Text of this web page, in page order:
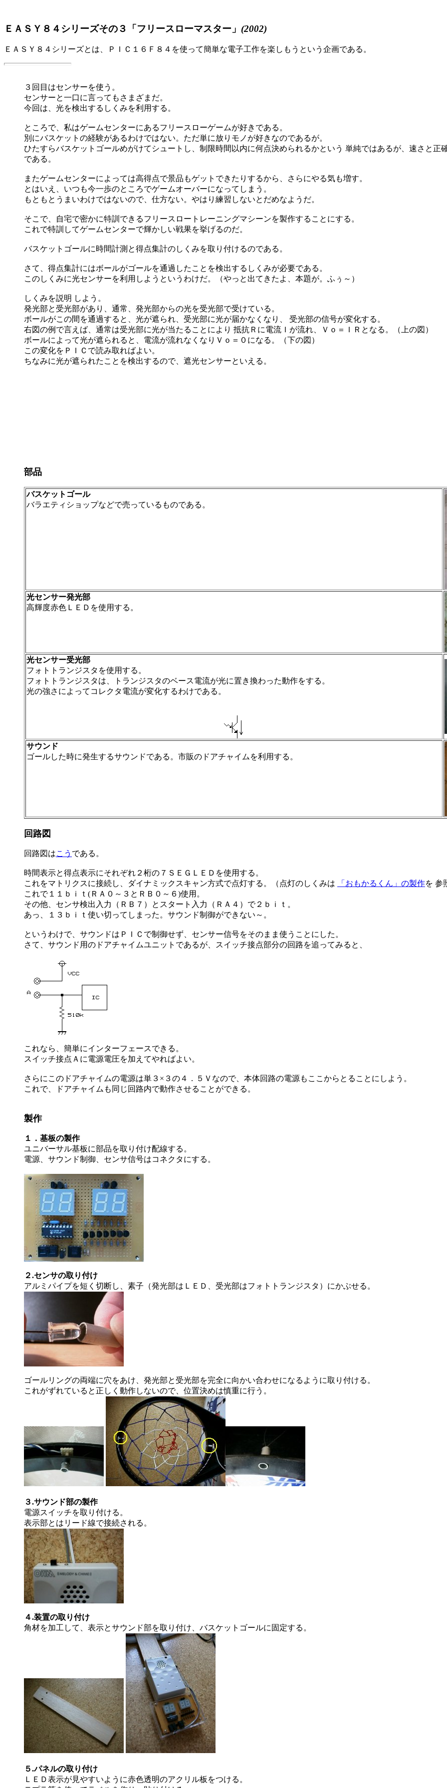
ＥＡＳＹ８４シリーズその３「フリースローマスター」 (2002)
ＥＡＳＹ８４シリーズとは、ＰＩＣ１６Ｆ８４を使って簡単な電子工作を楽しもうという企画である。
３回目はセンサーを使う。
センサーと一口に言ってもさまざまだ。
今回は、光を検出するしくみを利用する。
ところで、私はゲームセンターにあるフリースローゲームが好きである。
別にバスケットの経験があるわけではない。ただ単に放りモノが好きなのであるが。
ひたすらバスケットゴールめがけてシュートし、制限時間以内に何点決められるかという 単純ではあるが、速さと
である。
またゲームセンターによっては高得点で景品もゲットできたりするから、さらにやる気も増す。
とはいえ、いつも今一歩のところでゲームオーバーになってしまう。
もともとうまいわけではないので、仕方ない。やはり練習しないとだめなようだ。
そこで、自宅で密かに特訓できるフリースロートレーニングマシーンを製作することにする。
これで特訓してゲームセンターで輝かしい戦果を挙げるのだ。
バスケットゴールに時間計測と得点集計のしくみを取り付けるのである。
さて、得点集計にはボールがゴールを通過したことを検出するしくみが必要である。
このしくみに光センサーを利用しようというわけだ。（やっと出てきたよ、本題が。ふぅ～）
しくみを説明 しよう。
発光部と受光部があり、通常、発光部からの光を受光部で受けている。
ボールがこの間を通過すると、光が遮られ、受光部に光が届かなくなり、 受光部の信号が変化する。
右図の例で言えば、通常は受光部に光が当たることにより 抵抗Ｒに電流Ｉが流れ、Ｖｏ＝ＩＲとなる。（上の図）
ボールによって光が遮られると、電流が流れなくなりＶｏ＝０になる。（下の図）
この変化をＰＩＣで読み取ればよい。
ちなみに光が遮られたことを検出するので、遮光センサーといえる。
部品
バスケットゴール
バラエティショップなどで売っているものである。
光センサー発光部
高輝度赤色ＬＥＤを使用する。
光センサー受光部
フォトトランジスタを使用する。
フォトトランジスタは、トランジスタのベース電流が光に置き換わった動作をする。
光の強さによってコレクタ電流が変化するわけである。
サウンド
ゴールした時に発生するサウンドである。市販のドアチャイムを利用する。
回路図
回路図はこう である。
時間表示と得点表示にそれぞれ２桁の７ＳＥＧＬＥＤを使用する。
これをマトリクスに接続し、ダイナミックスキャン方式で点灯する。（点灯のしくみは
「おもかるくん」の製作を 参
これで１１ｂｉｔ(ＲＡ０～３とＲＢ０～６)使用。
その他、センサ検出入力（ＲＢ７）とスタート入力（ＲＡ４）で２ｂｉｔ。
あっ、１３ｂｉｔ使い切ってしまった。サウンド制御ができない～。
というわけで、サウンドはＰＩＣで制御せず、センサー信号をそのまま使うことにした。
さて、サウンド用のドアチャイムユニットであるが、スイッチ接点部分の回路を追ってみると、
これなら、簡単にインターフェースできる。
スイッチ接点Ａに電源電圧を加えてやればよい。
さらにこのドアチャイムの電源は単３×３の４．５Ｖなので、本体回路の電源もここからとることにしよう。
これで、ドアチャイムも同じ回路内で動作させることができる。
製作
１．基板の製作
ユニバーサル基板に部品を取り付け配線する。
電源、サウンド制御、センサ信号はコネクタにする。
２.センサの取り付け
アルミパイプを短く切断し、素子（発光部はＬＥＤ、受光部はフォトトランジスタ）にかぶせる。
ゴールリングの両端に穴をあけ、発光部と受光部を完全に向かい合わせになるように取り付ける。
これがずれていると正しく動作しないので、位置決めは慎重に行う。
３.サウンド部の製作
電源スイッチを取り付ける。
表示部とはリード線で接続される。
４.装置の取り付け
角材を加工して、表示とサウンド部を取り付け、バスケットゴールに固定する。
５.パネルの取り付け
ＬＥＤ表示が見やすいように赤色透明のアクリル板をつける。